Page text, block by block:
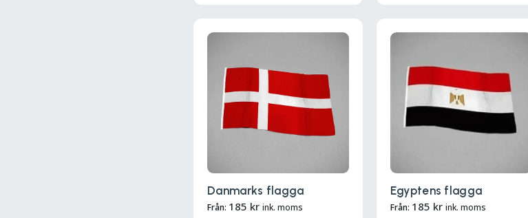
Danmarks flagga
Från: 185 kr ink. moms
Egyptens flagga
Från: 185 kr ink. moms